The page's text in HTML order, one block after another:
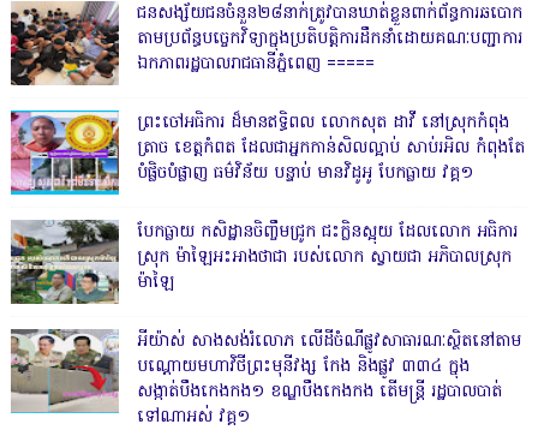
ជនសង្ស័យជនចំនួន២៨នាក់ត្រូវបានឃាត់ខ្លួនពាក់ព័ន្ធការឆបោក
តាមប្រព័ន្ធបច្ចេកវិទ្យាក្នុងប្រតិបត្តិការដឹកនាំដោយគណៈបញ្ជាការ
ឯកភាពរដ្ឋបាលរាជធានីភ្នំពេញ ‎=====
ព្រះចៅអធិការ ដ៏មានឥទ្ធិពល លោកសុត ដាវី នៅស្រុកកំពុង
ត្រាច ខេត្តកំពត ដែលជាអ្នកកាន់សិលល្អាប់ សាប់រអិល កំពុងតែ
បំផ្លិចបំផ្លាញ ធម៌វិន័យ បន្ទាប់ មានវិដូអូ បែកធ្លាយ វគ្គ១
បែកធ្លាយ កសិដ្ឋានចិញ្ចឹមជ្រូក ជះក្លិនស្អុយ ដែលលោក អធិការ
ស្រុក ម៉ាឡៃអះអាងថាជា របស់លោក ស្វាយជា អភិបាលស្រុក
ម៉ាឡៃ
អីយ៉ាស់ សាងសង់រំលោភ លើដីចំណីផ្លូវសាធារណៈស្ថិតនៅតាម
បណ្ដោយមហាវិថីព្រះមុនីវង្ស កែង និងផ្លូវ ៣៣៤ ក្នុង
សង្កាត់បឹងកេងកង១ ខណ្ឌបឹងកេងកង តើមន្ត្រី រដ្ឋបាលបាត់
ទៅណាអស់ វគ្គ១